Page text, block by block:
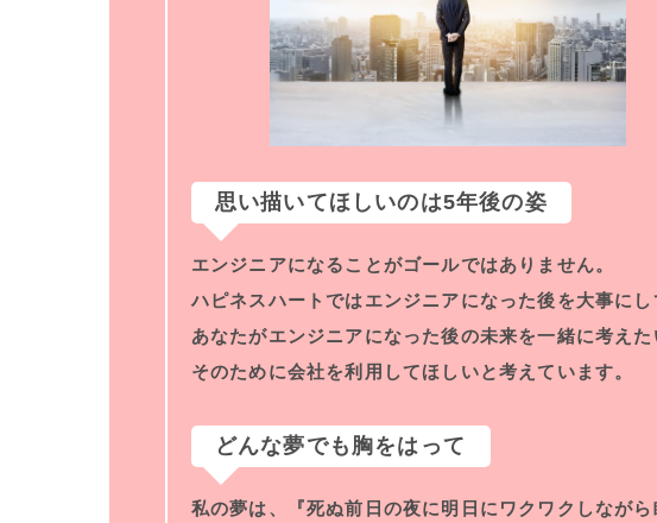
思い描いてほしいのは5年後の姿
エンジニアになることがゴールではありません。
ハピネスハートではエンジニアになった後を大事にし
あなたがエンジニアになった後の未来を一緒に考えた
そのために会社を利用してほしいと考えています。
どんな夢でも胸をはって
私の夢は、『死ぬ前日の夜に明日にワクワクしながら